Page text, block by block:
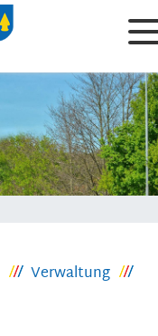
Verwaltung